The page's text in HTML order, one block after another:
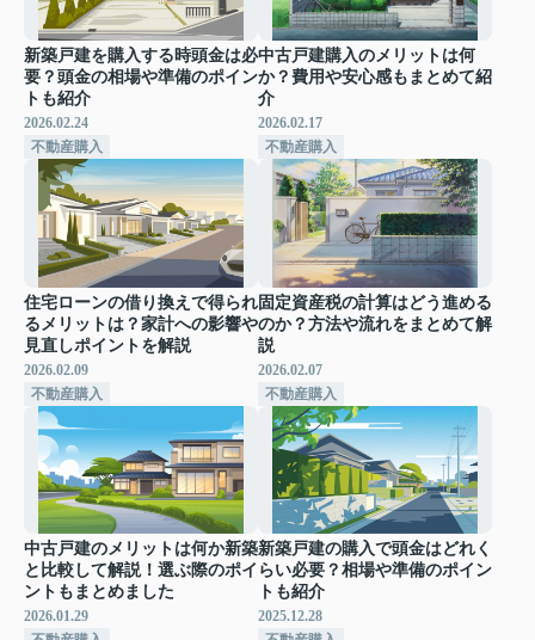
新築戸建を購入する時頭金は必
要？頭金の相場や準備のポイン
トも紹介
2026.02.24
不動産購入
中古戸建購入のメリットは何
か？費用や安心感もまとめて紹
介
2026.02.17
不動産購入
住宅ローンの借り換えで得られ
るメリットは？家計への影響や
見直しポイントを解説
2026.02.09
不動産購入
固定資産税の計算はどう進める
のか？方法や流れをまとめて解
説
2026.02.07
不動産購入
中古戸建のメリットは何か新築
と比較して解説！選ぶ際のポイ
ントもまとめました
2026.01.29
新築戸建の購入で頭金はどれく
らい必要？相場や準備のポイン
トも紹介
2025.12.28